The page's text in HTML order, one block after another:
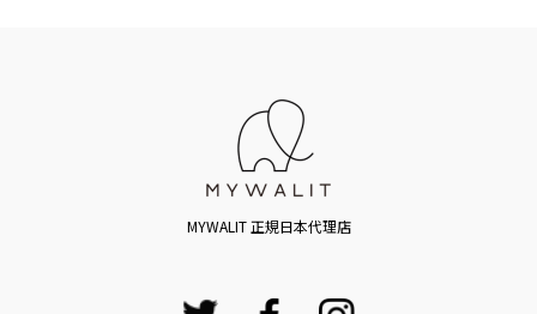
MYWALIT 正規日本代理店